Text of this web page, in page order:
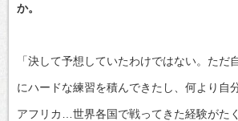
か。
「決して予想していたわけではない。ただ
にハードな練習を積んできたし、何より自
アフリカ…世界各国で戦ってきた経験がた